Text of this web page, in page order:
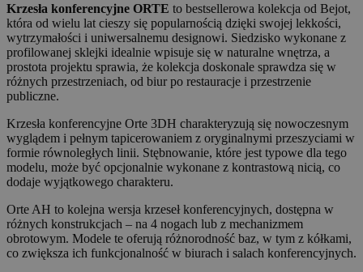
Krzesła konferencyjne ORTE to bestsellerowa kolekcja od Bejot,
która od wielu lat cieszy się popularnością dzięki swojej lekkości,
wytrzymałości i uniwersalnemu designowi. Siedzisko wykonane z
profilowanej sklejki idealnie wpisuje się w naturalne wnętrza, a
prostota projektu sprawia, że kolekcja doskonale sprawdza się w
różnych przestrzeniach, od biur po restauracje i przestrzenie
publiczne.
Krzesła konferencyjne Orte 3DH charakteryzują się nowoczesnym
wyglądem i pełnym tapicerowaniem z oryginalnymi przeszyciami w
formie równoległych linii. Stębnowanie, które jest typowe dla tego
modelu, może być opcjonalnie wykonane z kontrastową nicią, co
dodaje wyjątkowego charakteru.
Orte AH to kolejna wersja krzeseł konferencyjnych, dostępna w
różnych konstrukcjach – na 4 nogach lub z mechanizmem
obrotowym. Modele te oferują różnorodność baz, w tym z kółkami,
co zwiększa ich funkcjonalność w biurach i salach konferencyjnych.